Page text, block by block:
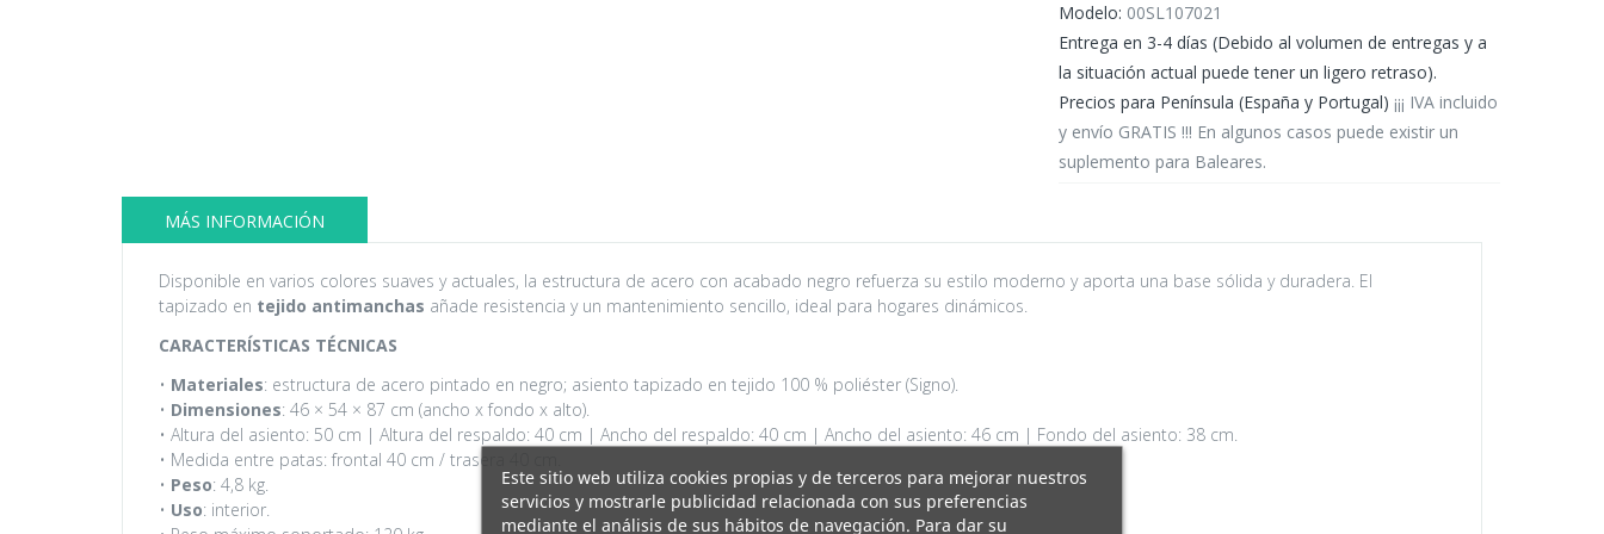
Modelo: 00SL107021
Entrega en 3-4 días (Debido al volumen de entregas y a
la situación actual puede tener un ligero retraso).
Precios para Península (España y Portugal) ¡¡¡ IVA incluido
y envío GRATIS !!! En algunos casos puede existir un
suplemento para Baleares.
MÁS INFORMACIÓN
Disponible en varios colores suaves y actuales, la estructura de acero con acabado negro refuerza su estilo moderno y aporta una base sólida y duradera. El
tapizado en tejido antimanchas añade resistencia y un mantenimiento sencillo, ideal para hogares dinámicos.
CARACTERÍSTICAS TÉCNICAS
• Materiales: estructura de acero pintado en negro; asiento tapizado en tejido 100 % poliéster (Signo).
• Dimensiones: 46 × 54 × 87 cm (ancho x fondo x alto).
• Altura del asiento: 50 cm | Altura del respaldo: 40 cm | Ancho del respaldo: 40 cm | Ancho del asiento: 46 cm | Fondo del asiento: 38 cm.
• Medida entre patas: frontal 40 cm / trasera 40 cm.
• Peso: 4,8 kg.
• Uso: interior.
Este sitio web utiliza cookies propias y de terceros para mejorar nuestros
servicios y mostrarle publicidad relacionada con sus preferencias
mediante el análisis de sus hábitos de navegación. Para dar su